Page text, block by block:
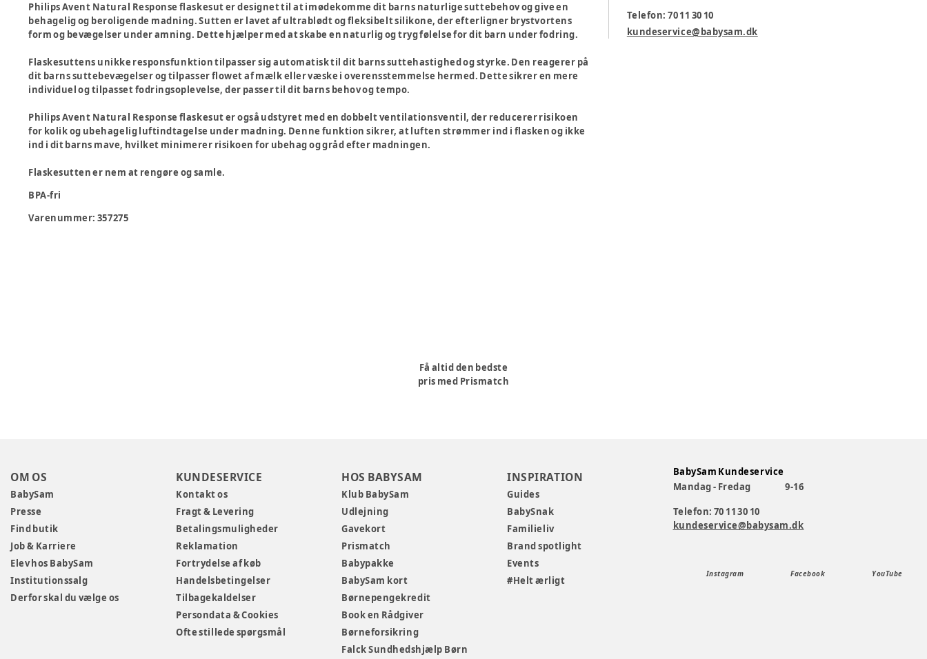
Philips Avent Natural Response flaskesut er designet til at imødekomme dit barns naturlige suttebehov og give en
behagelig og beroligende madning. Sutten er lavet af ultrablødt og fleksibelt silikone, der efterligner brystvortens
form og bevægelser under amning. Dette hjælper med at skabe en naturlig og tryg følelse for dit barn under fodring.
Flaskesuttens unikke responsfunktion tilpasser sig automatisk til dit barns suttehastighed og styrke. Den reagerer på
dit barns suttebevægelser og tilpasser flowet af mælk eller væske i overensstemmelse hermed. Dette sikrer en mere
individuel og tilpasset fodringsoplevelse, der passer til dit barns behov og tempo.
Philips Avent Natural Response flaskesut er også udstyret med en dobbelt ventilationsventil, der reducerer risikoen
for kolik og ubehagelig luftindtagelse under madning. Denne funktion sikrer, at luften strømmer ind i flasken og ikke
ind i dit barns mave, hvilket minimerer risikoen for ubehag og gråd efter madningen.
Flaskesutten er nem at rengøre og samle.
BPA-fri
Varenummer: 357275
Telefon: 70 11 30 10
kundeservice@babysam.dk
Få altid den bedste
pris med Prismatch
OM OS
BabySam
Presse
Find butik
Job & Karriere
Elev hos BabySam
Institutionssalg
Derfor skal du vælge os
KUNDESERVICE
Kontakt os
Fragt & Levering
Betalingsmuligheder
Reklamation
Fortrydelse af køb
Handelsbetingelser
Tilbagekaldelser
Persondata & Cookies
Ofte stillede spørgsmål
HOS BABYSAM
Klub BabySam
Udlejning
Gavekort
Prismatch
Babypakke
BabySam kort
Børnepengekredit
Book en Rådgiver
Børneforsikring
Falck Sundhedshjælp Børn
INSPIRATION
Guides
BabySnak
Familieliv
Brand spotlight
Events
#Helt ærligt
BabySam Kundeservice
Mandag - Fredag
9-16
Telefon: 70 11 30 10
kundeservice@babysam.dk
Instagram Facebook YouTube